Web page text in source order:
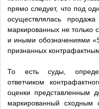
прямо следует, что под
осуществлялась продажа
маркированных не только
и иными обозначениями
признанных
То есть суды,
ответчиком
оценки представленным
маркированный